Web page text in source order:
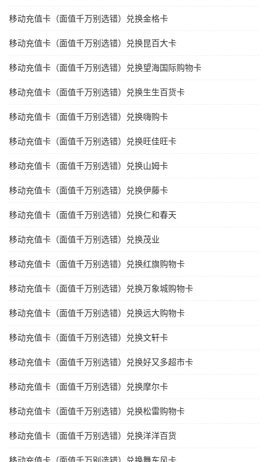
移动充值卡（面值千万别选错）兑换金格卡
移动充值卡（面值千万别选错）兑换昆百大卡
移动充值卡（面值千万别选错）兑换望海国际购物卡
移动充值卡（面值千万别选错）兑换生生百货卡
移动充值卡（面值千万别选错）兑换嗨购卡
移动充值卡（面值千万别选错）兑换旺佳旺卡
移动充值卡（面值千万别选错）兑换山姆卡
移动充值卡（面值千万别选错）兑换伊藤卡
移动充值卡（面值千万别选错）兑换仁和春天
移动充值卡（面值千万别选错）兑换茂业
移动充值卡（面值千万别选错）兑换红旗购物卡
移动充值卡（面值千万别选错）兑换万象城购物卡
移动充值卡（面值千万别选错）兑换远大购物卡
移动充值卡（面值千万别选错）兑换文轩卡
移动充值卡（面值千万别选错）兑换好又多超市卡
移动充值卡（面值千万别选错）兑换摩尔卡
移动充值卡（面值千万别选错）兑换松雷购物卡
移动充值卡（面值千万别选错）兑换洋洋百货